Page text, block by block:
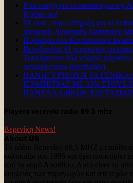
Νέα εποχή για το καταστημα της
Ιεράπετρα!
61 εκατ. ευρώ στήριξη για τα
υπουργός Αγροτικής Ανάπτυξης
Πυρκαγια στο Κουτσουναρι
Βενεζουέλα: Ο χειρότερος
Τουλάχιστον 164 νεκροί,
αγνοούμενους (pics&vids)
ΠΑΝΗΓΥΡΊΖΟΥΝ ΤΑ ΓΕΝΙΚΑ
ΙΕΡΑΠΕΤΡΑΣ ΜΕ 33%
ΠΑΝΕΛΛΑΔΙΚΩΝ
Βερενίκη News!